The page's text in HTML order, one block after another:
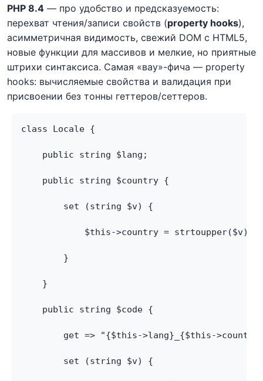
PHP 8.4 — про удобство и предсказуемость:
перехват чтения/записи свойств (property hooks),
асимметричная видимость, свежий DOM с HTML5,
новые функции для массивов и мелкие, но приятные
штрихи синтаксиса. Самая «вау»-фича — property
hooks: вычисляемые свойства и валидация при
присвоении без тонны геттеров/сеттеров.
class Locale {
    public string $lang;
    public string $country {
        set (string $v) {
            $this->country = strtoupper($v);
        }
    }
    public string $code {
get => "{$this->lang}_{$this-
        set (string $v) {